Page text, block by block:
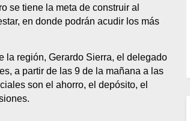
se tiene la meta de construir al
en donde podrán acudir los más
la región, Gerardo Sierra, el delegado
a partir de las 9 de la mañana a las
son el ahorro, el depósito, el